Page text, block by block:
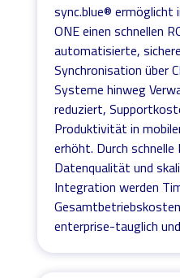
sync.blue® ermöglicht
ONE einen schnellen
automatisierte,
Synchronisation über
Systeme hinweg
reduziert,
Produktivität in
erhöht. Durch
Datenqualität und
Integration werden
enterprise-tauglich